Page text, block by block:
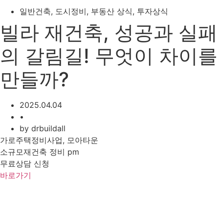
일반건축, 도시정비, 부동산 상식, 투자상식
빌라 재건축, 성공과 실패
의 갈림길! 무엇이 차이를
만들까?
2025.04.04
•
by drbuildall
가로주택정비사업, 모아타운
소규모재건축 정비 pm
무료상담 신청
바로가기